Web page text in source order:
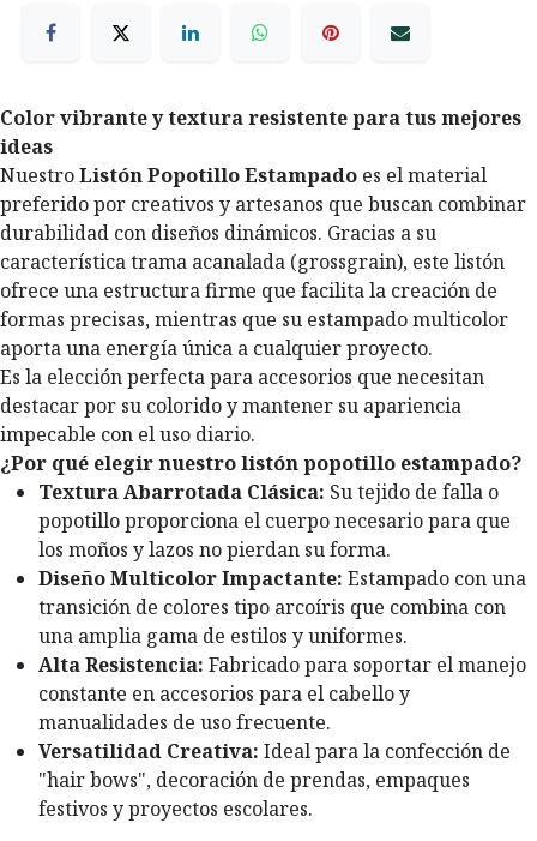
Color vibrante y textura resistente para tus mejores
ideas
NuestroListón Popotillo Estampado es el material
preferido por creativos y artesanos que buscan combinar
durabilidad con diseños dinámicos. Gracias a su
característica trama acanalada (grossgrain), este listón
ofrece una estructura firme que facilita la creación de
formas precisas, mientras que su estampado multicolor
aporta una energía única a cualquier proyecto.
Es la elección perfecta para accesorios que necesitan
destacar por su colorido y mantener su apariencia
impecable con el uso diario.
¿Por qué elegir nuestro listón popotillo estampado?
Textura Abarrotada Clásica: Su tejido de falla o
popotillo proporciona el cuerpo necesario para que
los moños y lazos no pierdan su forma.
Diseño Multicolor Impactante: Estampado con una
transición de colores tipo arcoíris que combina con
una amplia gama de estilos y uniformes.
Alta Resistencia: Fabricado para soportar el manejo
constante en accesorios para el cabello y
manualidades de uso frecuente.
Versatilidad Creativa: Ideal para la confección de
"hair bows", decoración de prendas, empaques
festivos y proyectos escolares.